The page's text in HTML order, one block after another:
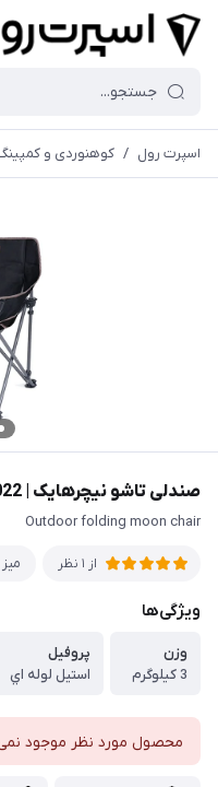
اسپرت رول / کوهنوردی و
صندلی تاشو نیچرهایک | NH20JJ022
Outdoor folding moon chair
از 1 نظر
ویژگی‌ها
وزن
3 كيلوگرم
پروفيل
استيل لوله اي
محصول مورد نظر موجود